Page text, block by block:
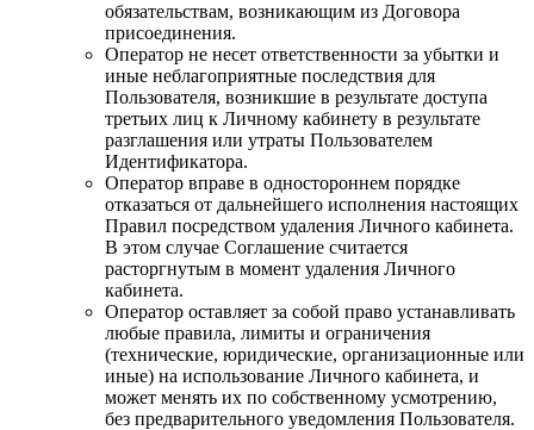
обязательствам, возникающим из Договора
присоединения.
Оператор не несет ответственности за убытки и
иные неблагоприятные последствия для
Пользователя, возникшие в результате доступа
третьих лиц к Личному кабинету в результате
разглашения или утраты Пользователем
Идентификатора.
Оператор вправе в одностороннем порядке
отказаться от дальнейшего исполнения настоящих
Правил посредством удаления Личного кабинета.
В этом случае Соглашение считается
расторгнутым в момент удаления Личного
кабинета.
Оператор оставляет за собой право устанавливать
любые правила, лимиты и ограничения
(технические, юридические, организационные или
иные) на использование Личного кабинета, и
может менять их по собственному усмотрению,
без предварительного уведомления Пользователя.